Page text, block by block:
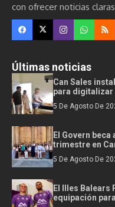
con ofrecer noticias
Últimas noticias
Can Sales
para
5 De Agosto De
El Govern beca
trimestre en
5 De Agosto De
El Illes Balears
equipación